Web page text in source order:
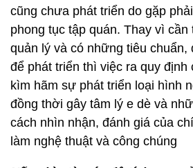
cũng chưa phát triển do gặp
phong tục tập quán. Thay vì
quản lý và có những tiêu chuẩn,
để phát triển thì việc ra quy định
kìm hãm sự phát triển loại hình
đồng thời gây tâm lý e dè và
cách nhìn nhận, đánh giá của
làm nghệ thuật và công chúng